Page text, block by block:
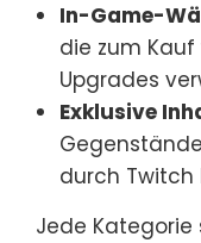
In-Game-
die zum
Upgrades
Exklusive
durch Twitch
Jede